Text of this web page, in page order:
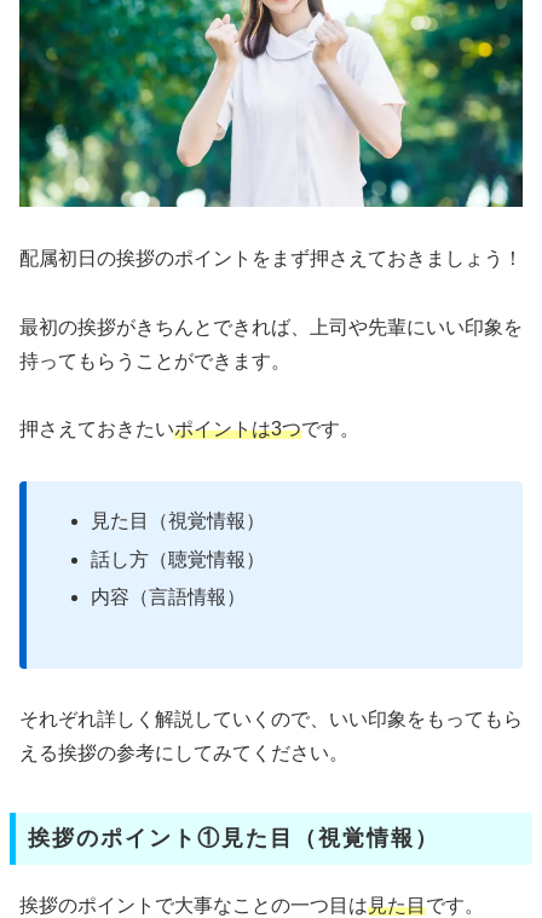
配属初日の挨拶のポイントをまず押さえておきましょう！
最初の挨拶がきちんとできれば、上司や先輩にいい印象を
持ってもらうことができます。
押さえておきたいポイントは3つです。
見た目（視覚情報）
話し方（聴覚情報）
内容（言語情報）
それぞれ詳しく解説していくので、いい印象をもってもら
える挨拶の参考にしてみてください。
挨拶のポイント①見た目（視覚情報）
挨拶のポイントで大事なことの一つ目は見た目です。